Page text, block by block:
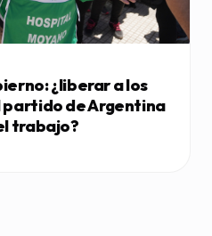
¿liberar a los
partido de Argentina
trabajo?